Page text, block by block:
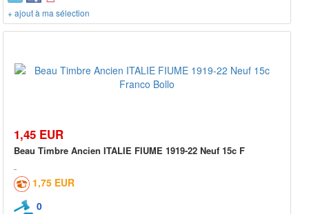
+ ajout à ma sélection
1,45 EUR
Beau Timbre Ancien ITALIE FIUME 1919-22 Neuf 15c F
1,75 EUR
0